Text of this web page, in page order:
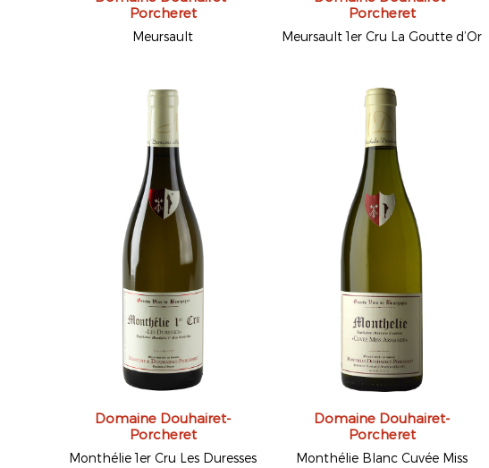
Porcheret
Meursault
Porcheret
Meursault 1er Cru La Goutte d’Or
Domaine Douhairet-
Porcheret
Monthélie 1er Cru Les Duresses
Domaine Douhairet-
Porcheret
Monthélie Blanc Cuvée Miss